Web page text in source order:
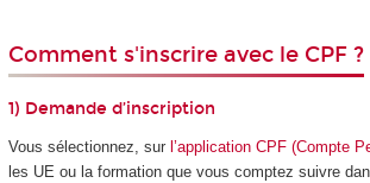
Comment s'inscrire avec le CPF ?
1) Demande d’inscription
Vous sélectionnez, sur l’application CPF (Compte
les UE ou la formation que vous comptez suivre